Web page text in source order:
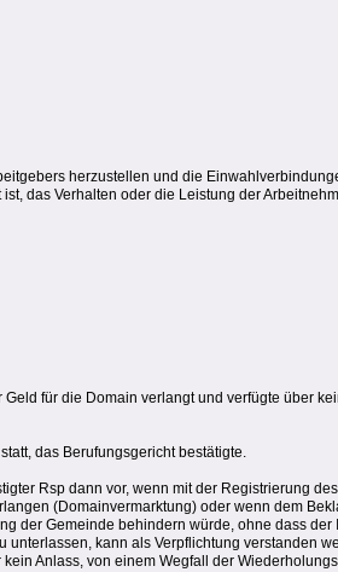
herzustellen und die
das Verhalten oder die Leistung der
für die Domain verlangt und verfügte über
das Berufungsgericht bestätigte.
Rsp dann vor, wenn mit der Registrierung
(Domainvermarktung) oder wenn dem
der Gemeinde behindern würde, ohne dass
kann als Verpflichtung verstanden
Anlass, von einem Wegfall der